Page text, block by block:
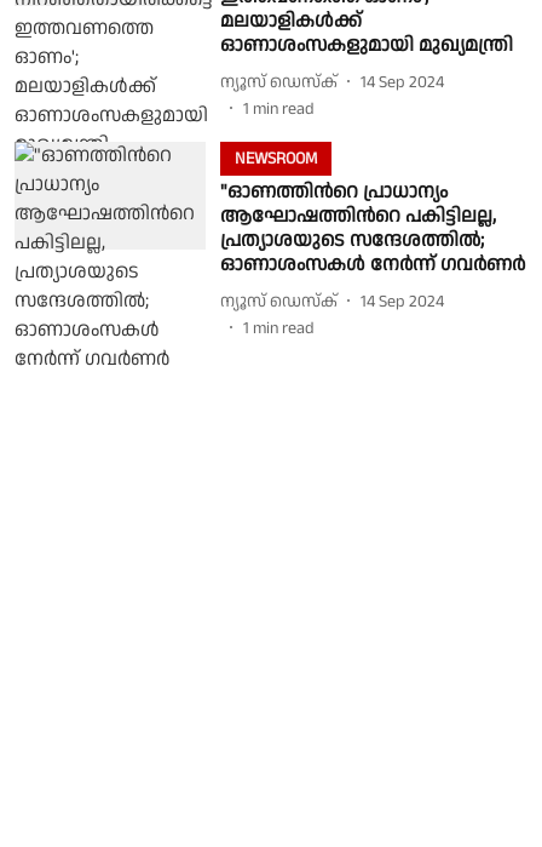
മലയാളികൾക്ക്
ഓണാശംസകളുമായി മുഖ്യമന്ത്രി
ന്യൂസ് ഡെസ്ക്
14 Sep 2024
1 min read
NEWSROOM
"ഓണത്തിന്‍റെ പ്രാധാന്യം
ആഘോഷത്തിന്‍റെ പകിട്ടിലല്ല,
പ്രത്യാശയുടെ സന്ദേശത്തില്‍;
ഓണാശംസകള്‍ നേർന്ന് ഗവർണർ
ന്യൂസ് ഡെസ്ക്
14 Sep 2024
1 min read